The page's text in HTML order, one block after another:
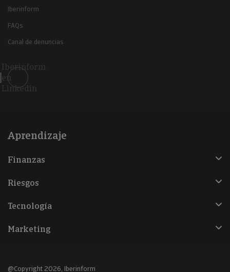
Iberinform
FAQs
Canal de denuncias
Iberinform
en
Linkedin
Aprendizaje
Finanzas
Riesgos
Tecnología
Marketing
@Copyright 2026, Iberinform